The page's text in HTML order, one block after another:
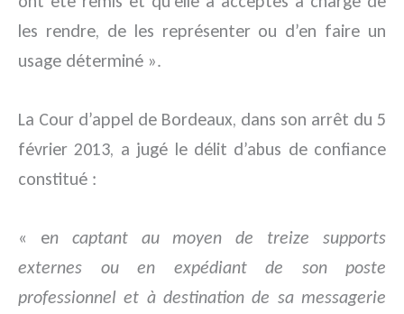
les rendre, de les représenter ou d’en faire un
usage déterminé ».
La Cour d’appel de Bordeaux, dans son arrêt du 5
février 2013, a jugé le délit d’abus de confiance
constitué :
« en captant au moyen de treize supports
externes ou en expédiant de son poste
professionnel et à destination de sa messagerie